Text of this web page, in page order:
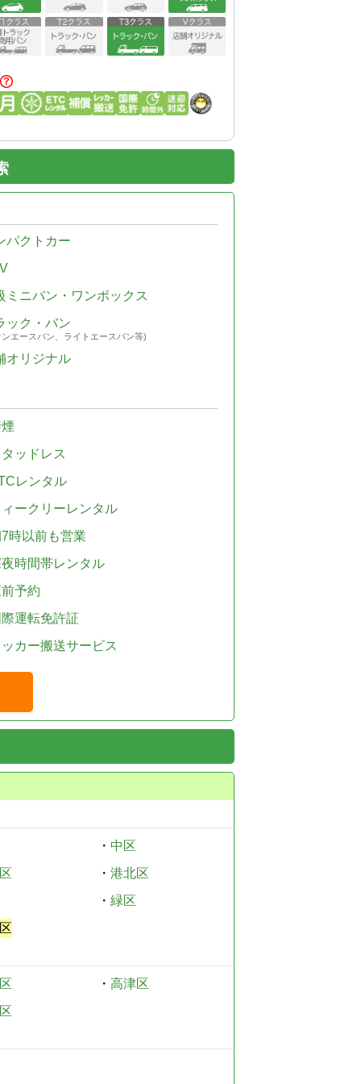
パクトカー
ミニバン・ワンボックス
ック・バン
エースバン、ライトエースバン等)
オリジナル
ッドレス
レンタル
ークリーレンタル
時以前も営業
時間帯レンタル
予約
運転免許証
カー搬送サービス
・ 中区
・ 港北区
・ 緑区
・ 高津区